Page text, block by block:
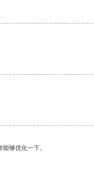
够优化一下。